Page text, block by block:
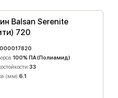
Balsan Serenite
720
000017820
100% ПА (Полиамид)
33
(мм):6.1